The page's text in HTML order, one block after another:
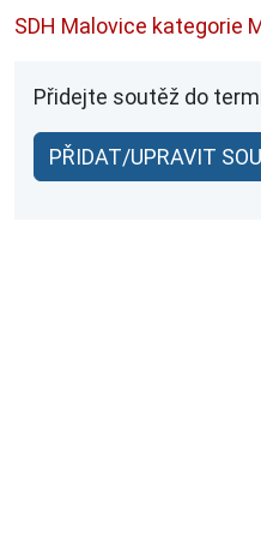
SDH Malovice kategorie
Přidejte soutěž do
PŘIDAT/UPRAVIT